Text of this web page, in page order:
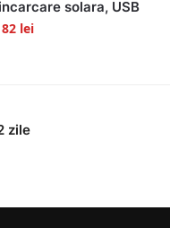
solara, USB
82 lei
zile